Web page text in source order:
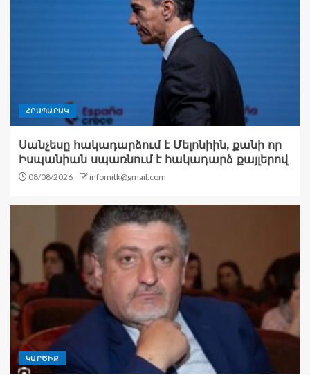
ՀՐԱՊԱՐԱԿ
Սանչեսը հակադարձում է Մելոնիին, քանի որ
Իսպանիան սպառնում է հակադարձ քայլերով
08/08/2026 infomitk@gmail.com
ԿԱՐԾԻՔ